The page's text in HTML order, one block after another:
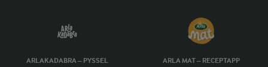
ARLAKADABRA – PYSSEL
ARLA MAT – RECEPTAPP